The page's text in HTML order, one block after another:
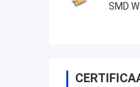
SMD